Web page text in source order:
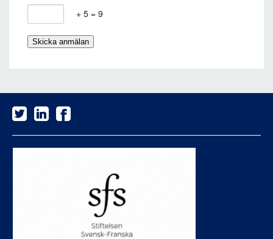
+ 5 = 9